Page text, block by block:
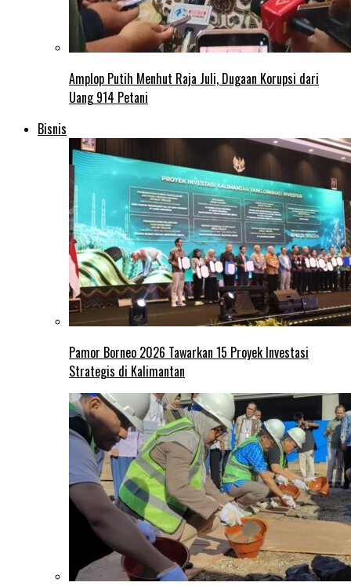
Amplop Putih Menhut Raja Juli, Dugaan Korupsi dari
Uang 914 Petani
Bisnis
Pamor Borneo 2026 Tawarkan 15 Proyek Investasi
Strategis di Kalimantan